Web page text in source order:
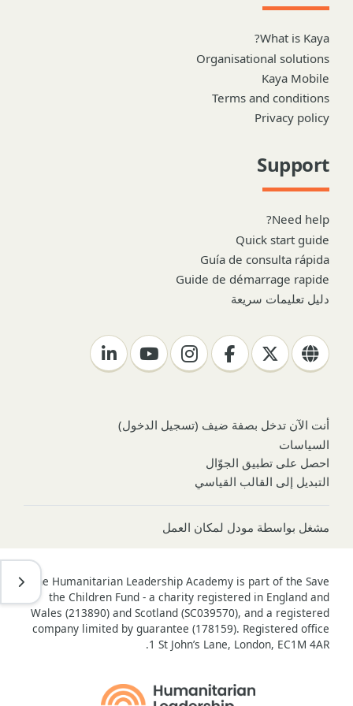
فتح
What is Kaya?
Organisational solutions
Kaya Mobile
Terms and conditions
Privacy policy
Support
Need help?
Quick start guide
Guía de consulta rápida
Guide de démarrage rapide
دليل تعليمات سريعة
أنت الآن تدخل بصفة ضيف (تسجيل الدخول)
السياسات
احصل على تطبيق الجوّال
التبديل إلى القالب القياسي
مشغل بواسطة مودل لمكان العمل
The Humanitarian Leadership Academy is part of the Save
the Children Fund - a charity registered in England and
Wales (213890) and Scotland (SC039570), and a registered
company limited by guarantee (178159). Registered office
1 St John’s Lane, London, EC1M 4AR.